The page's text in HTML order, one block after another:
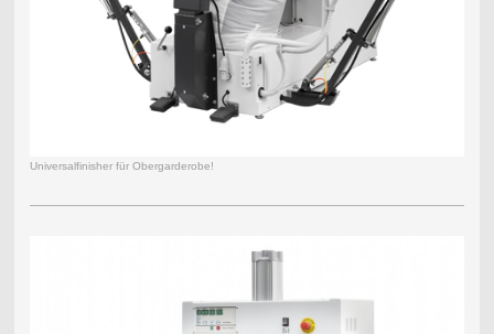
Universalfinisher für Obergarderobe!